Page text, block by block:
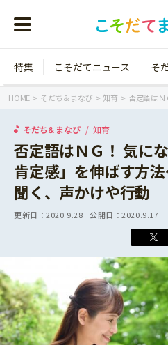
年齢から探す
年中
小学1年生
小学3年生
小学5年生
こそだてニュース
イベント
ニュース
そだち＆まなび
ワーク・ドリル
こそだて生活
特集 こそだてニュース そ
HOME そだち＆まなび 知育 否定語は
そだち＆まなび 知育
否定語はＮＧ！ 気に
肯定感」を伸ばす方
聞く、声かけや行動
更新日：2020.9.28 公開日：2020.9.17